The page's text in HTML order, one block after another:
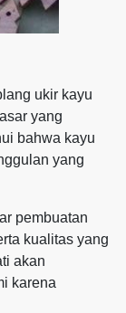
ukir kayu
yang
bahwa kayu
yang
pembuatan
kualitas yang
akan
karena